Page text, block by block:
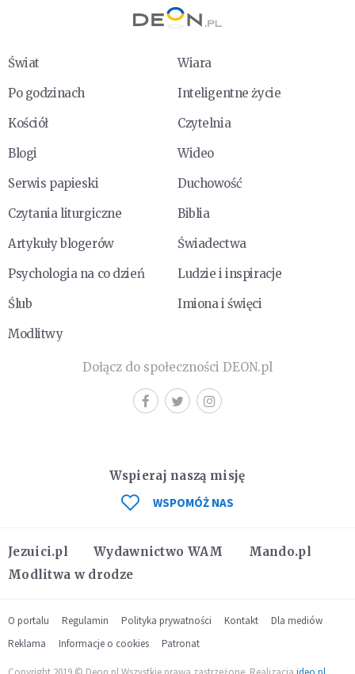
Świat
Wiara
Po godzinach
Inteligentne życie
Kościół
Czytelnia
Blogi
Wideo
Serwis papieski
Duchowość
Czytania liturgiczne
Biblia
Artykuły blogerów
Świadectwa
Psychologia na co dzień
Ludzie i inspiracje
Ślub
Imiona i święci
Modlitwy
Dołącz do społeczności DEON.pl
Jezuici.pl Wydawnictwo WAM
Mando.pl
Modlitwa w drodze
Wspieraj naszą misję
WSPOMÓŻ NAS
O portalu Regulamin Polityka prywatności Kontakt
Dla mediów
Reklama
Informacje o cookies Patronat